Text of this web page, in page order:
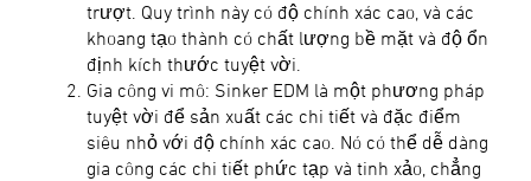
trượt. Quy trình này có độ chính xác cao, và các
khoang tạo thành có chất lượng bề mặt và độ ổn
định kích thước tuyệt vời.
Gia công vi mô: Sinker EDM là một phương pháp
tuyệt vời để sản xuất các chi tiết và đặc điểm
siêu nhỏ với độ chính xác cao. Nó có thể dễ dàng
gia công các chi tiết phức tạp và tinh xảo, chẳng